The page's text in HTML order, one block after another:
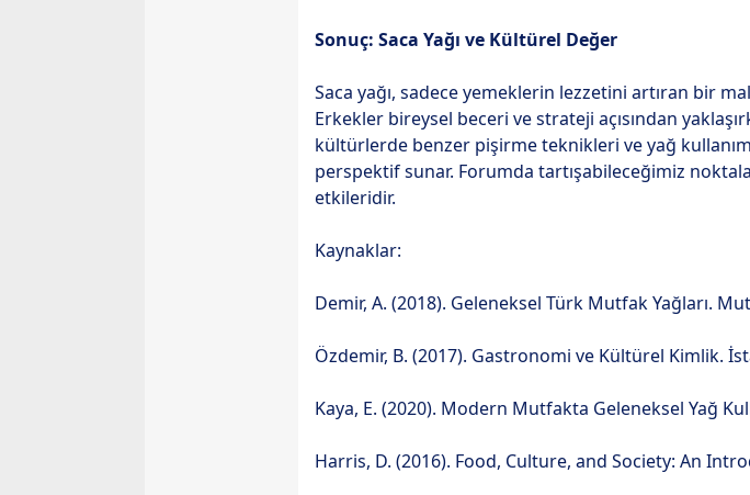
Sonuç: Saca Yağı ve Kültürel Değer
Saca yağı, sadece yemeklerin lezzetini artıran bir
Erkekler bireysel beceri ve strateji açısından
kültürlerde benzer pişirme teknikleri ve yağ
perspektif sunar. Forumda tartışabileceğimiz
etkileridir.
Kaynaklar:
Demir, A. (2018). Geleneksel Türk Mutfak Yağları.
Özdemir, B. (2017). Gastronomi ve Kültürel Kimlik.
Kaya, E. (2020). Modern Mutfakta Geleneksel Yağ
Harris, D. (2016). Food, Culture, and Society: An